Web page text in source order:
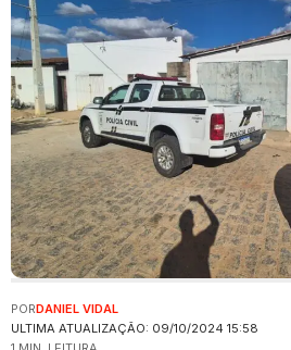
ULTIMA ATUALIZAÇÃO: 09/10/2024 15:58
PORDANIEL VIDAL